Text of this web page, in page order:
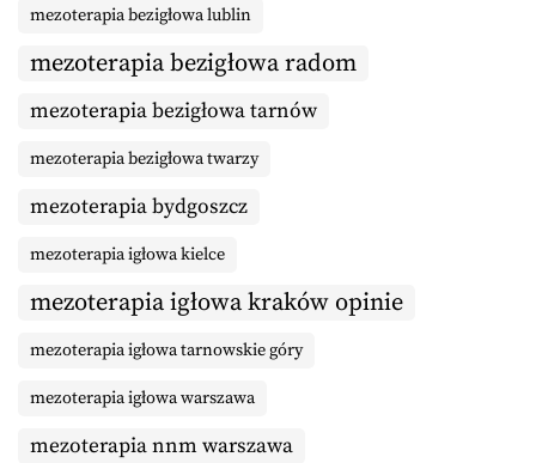
mezoterapia bezigłowa lublin
mezoterapia bezigłowa radom
mezoterapia bezigłowa tarnów
mezoterapia bezigłowa twarzy
mezoterapia bydgoszcz
mezoterapia igłowa kielce
mezoterapia igłowa kraków opinie
mezoterapia igłowa tarnowskie góry
mezoterapia igłowa warszawa
mezoterapia nnm warszawa